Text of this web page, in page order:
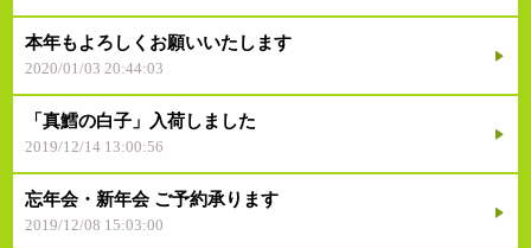
本年もよろしくお願いいたします
2020/01/03 20:44:03
「真鱈の白子」入荷しました
2019/12/14 13:00:56
忘年会・新年会 ご予約承ります
2019/12/08 15:03:00